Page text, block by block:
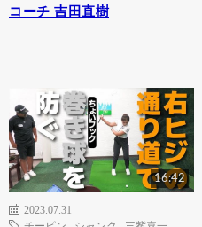
コーチ 吉田直樹
16:42
2023.07.31
チーピン
シャンク
三觜喜一